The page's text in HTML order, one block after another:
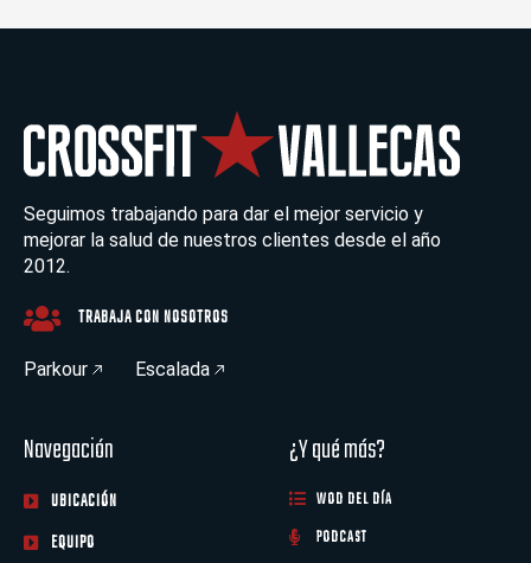
Seguimos trabajando para dar el mejor servicio y
mejorar la salud de nuestros clientes desde el año
2012.
TRABAJA CON NOSOTROS
Parkour Escalada
Navegación
UBICACIÓN
EQUIPO
¿Y qué más?
WOD DEL DÍA
PODCAST